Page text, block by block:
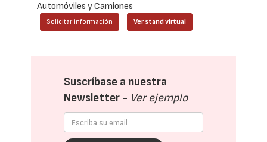
Automóviles y Camiones
Solicitar información Ver stand virtual
Suscríbase a nuestra
Newsletter - Ver ejemplo